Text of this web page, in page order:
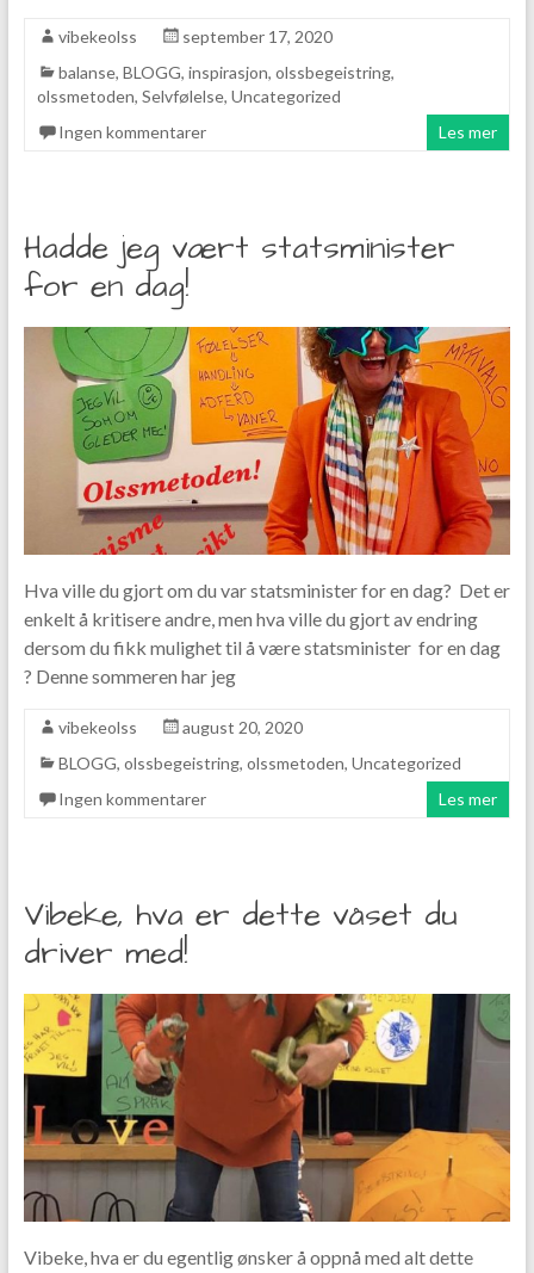
vibekeolss
september 17, 2020
balanse, BLOGG, inspirasjon, olssbegeistring,
olssmetoden, Selvfølelse, Uncategorized
Ingen kommentarer
Les mer
Hadde jeg vært statsminister
for en dag!
Hva ville du gjort om du var statsminister for en dag? Det er
enkelt å kritisere andre, men hva ville du gjort av endring
dersom du fikk mulighet til å være statsminister for en dag
? Denne sommeren har jeg
vibekeolss
august 20, 2020
BLOGG, olssbegeistring, olssmetoden, Uncategorized
Ingen kommentarer
Les mer
Vibeke, hva er dette våset du
driver med!
Vibeke, hva er du egentlig ønsker å oppnå med alt dette